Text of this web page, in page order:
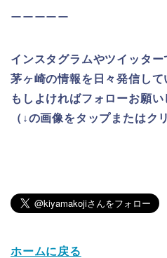
ーーーーー
インスタグラムやツイッター
茅ヶ崎の情報を日々発信して
もしよければフォローお願
（↓の画像をタップまたはク
ホームに戻る